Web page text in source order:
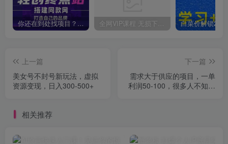
你还在到处找项目？还在当韭菜？我靠卖项目一个月收入5万+，曾经我也是个失败者。 全网VIP课程 无损下载~
上一篇
美女号不封号新玩法，虚拟
资源变现，日入300-500+
下一篇
需求大于供应的项目，一单
利润50-100，很多人不知道
相关推荐